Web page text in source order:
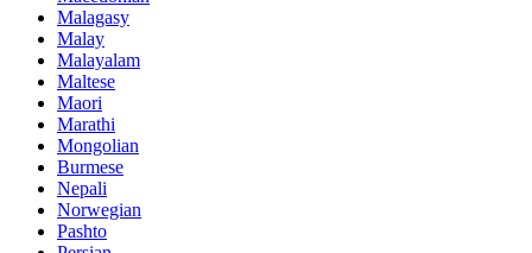
Malagasy
Malay
Malayalam
Maltese
Maori
Marathi
Mongolian
Burmese
Nepali
Norwegian
Pashto